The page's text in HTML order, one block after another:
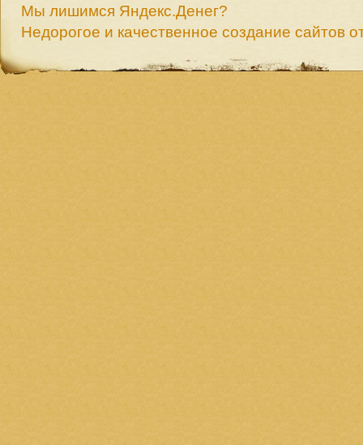
Мы лишимся Яндекс.Денег?
Недорогое и качественное создание сайтов